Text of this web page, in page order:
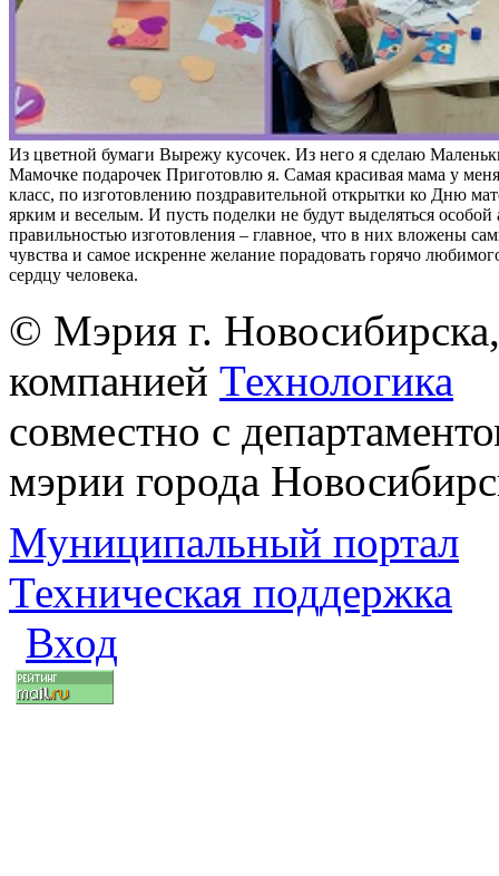
Из цветной бумаги Вырежу кусочек. Из него я сделаю
Мамочке подарочек Приготовлю я. Самая красивая мама у
класс, по изготовлению поздравительной открытки ко Дню
ярким и веселым. И пусть поделки не будут выделяться особой
правильностью изготовления – главное, что в них вложены
чувства и самое искренне желание порадовать горячо
сердцу человека.
© Мэрия г.
компанией Технологика
совместно с
мэрии города
Муниципальный портал
Техническая поддержка
Вход